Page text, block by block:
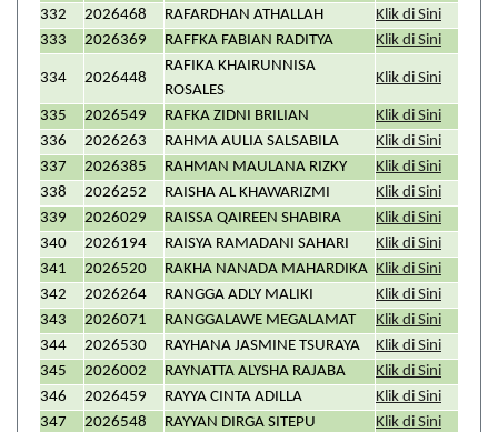
332
2026468 RAFARDHAN ATHALLAH
Klik di Sini
333
2026369 RAFFKA FABIAN RADITYA Klik di Sini
334 2026448
RAFIKA KHAIRUNNISA
ROSALES
Klik di Sini
335 2026549 RAFKA ZIDNI BRILIAN
Klik di Sini
336
2026263 RAHMA AULIA SALSABILA
Klik di Sini
337
2026385 RAHMAN MAULANA RIZKY
Klik di Sini
338
2026252 RAISHA AL KHAWARIZMI
Klik di Sini
339
2026029 RAISSA QAIREEN SHABIRA
Klik di Sini
340
2026194 RAISYA RAMADANI SAHARI
Klik di Sini
341
2026520 RAKHA NANADA MAHARDIKA Klik di Sini
342
2026264 RANGGA ADLY MALIKI
Klik di Sini
343
2026071 RANGGALAWE MEGALAMAT
Klik di Sini
344
2026530 RAYHANA JASMINE TSURAYA
Klik di Sini
345
2026002 RAYNATTA ALYSHA RAJABA
Klik di Sini
346
2026459 RAYYA CINTA ADILLA
Klik di Sini
347
2026548 RAYYAN DIRGA SITEPU
Klik di Sini